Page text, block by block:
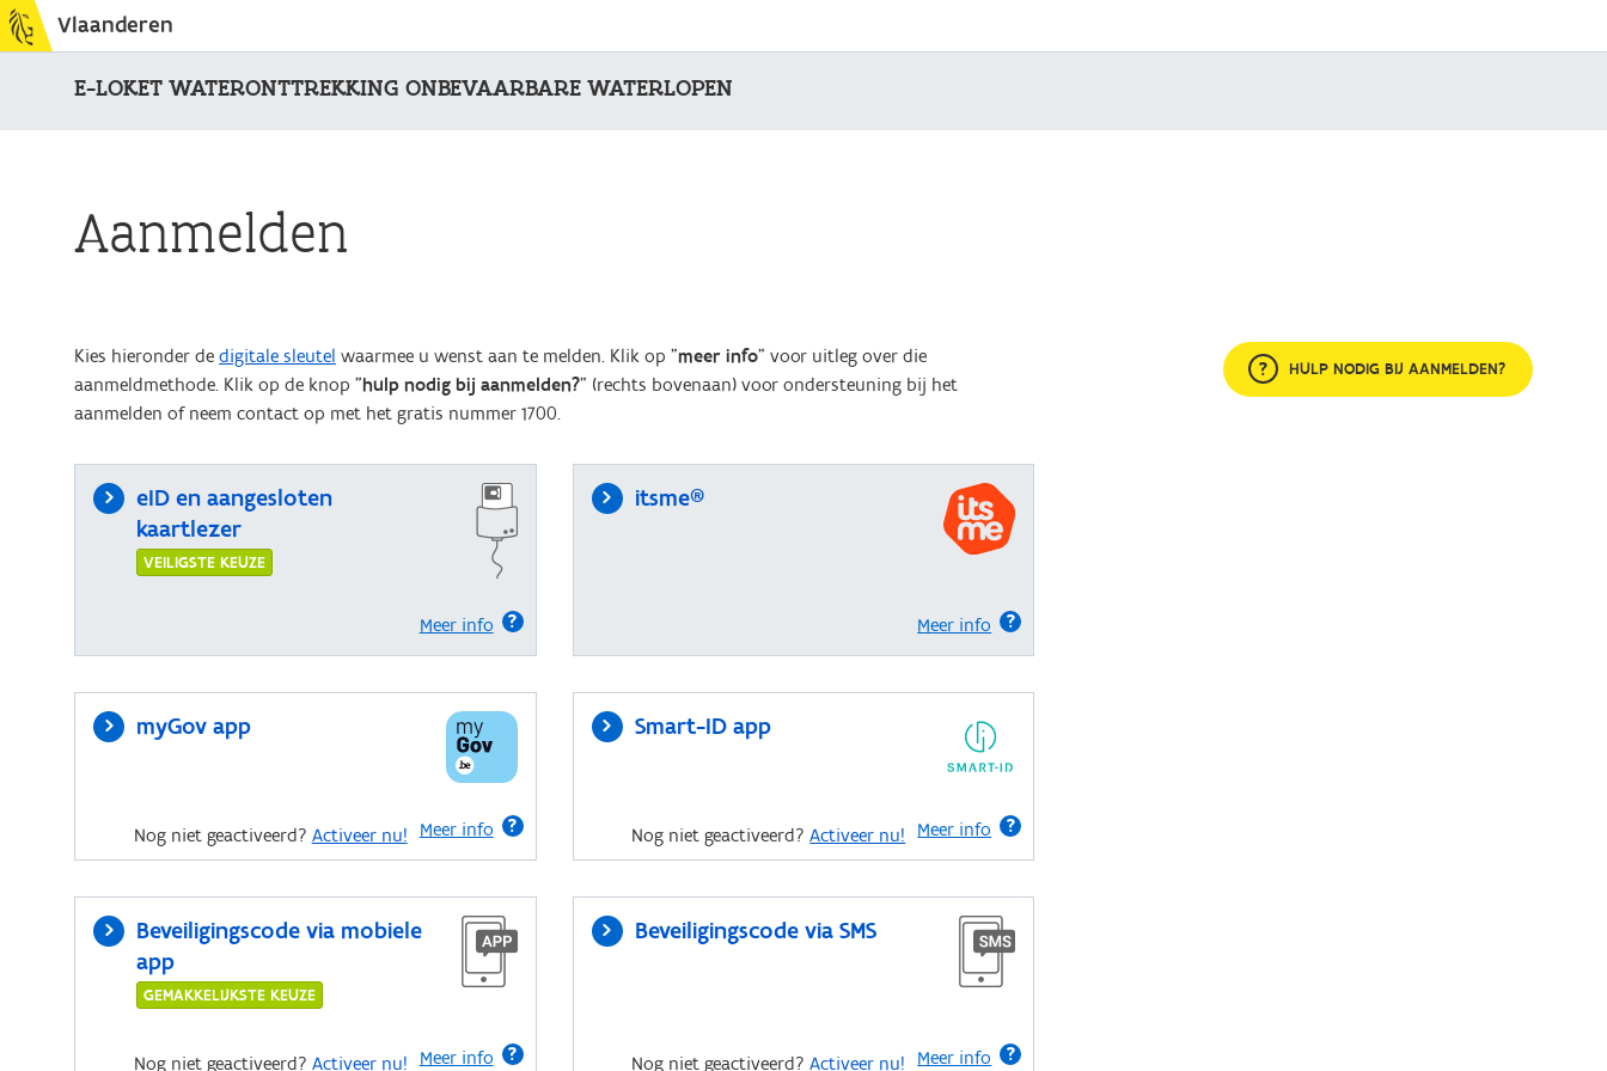
Vlaanderen
E-LOKET WATERONTTREKKING ONBEVAARBARE WATERLOPEN
Aanmelden
Kies hieronder de digitale sleutel waarmee u wenst aan te melden. Klik op "meer info" voor uitleg over die
aanmeldmethode. Klik op de knop "hulp nodig bij aanmelden?" (rechts bovenaan) voor ondersteuning bij het
aanmelden of neem contact op met het gratis nummer 1700.
eID en aangesloten
kaartlezer
VEILIGSTE KEUZE
Meer info
itsme®
Meer info
myGov app
Meer info
Nog niet geactiveerd? Activeer nu!
Smart-ID app
Meer info
Nog niet geactiveerd?Activeer nu!
Beveiligingscode via mobiele
app
GEMAKKELIJKSTE KEUZE
Meer info
Nog niet geactiveerd? Activeer nu!
Beveiligingscode via SMS
Meer info
Nog niet geactiveerd?Activeer nu!
HULP NODIG BIJ AANMELDEN?